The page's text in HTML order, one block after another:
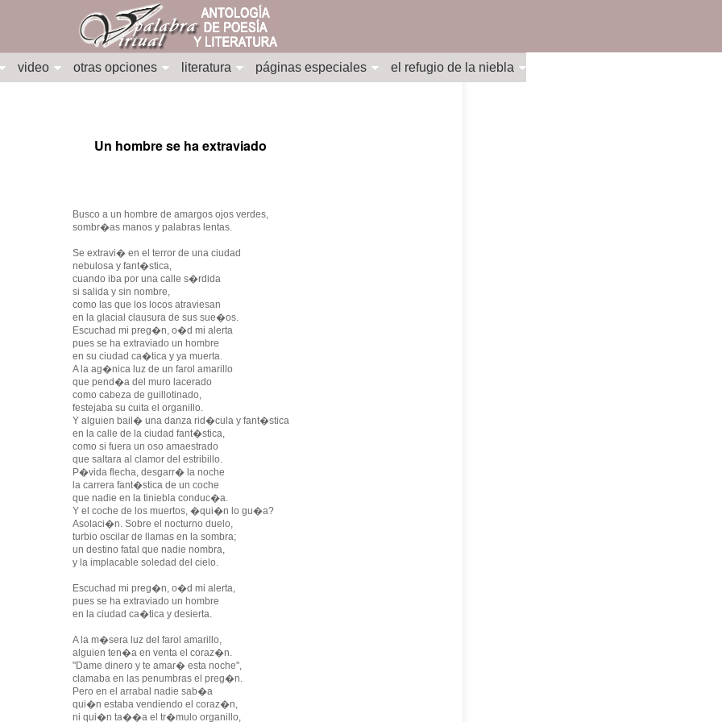
video otras opciones literatura páginas especiales el refugio de la niebla
Un hombre se ha extraviado
Busco a un hombre de amargos ojos verdes,
sombr�as manos y palabras lentas.
Se extravi� en el terror de una ciudad
nebulosa y fant�stica,
cuando iba por una calle s�rdida
si salida y sin nombre,
como las que los locos atraviesan
en la glacial clausura de sus sue�os.
Escuchad mi preg�n, o�d mi alerta
pues se ha extraviado un hombre
en su ciudad ca�tica y ya muerta.
A la ag�nica luz de un farol amarillo
que pend�a del muro lacerado
como cabeza de guillotinado,
festejaba su cuita el organillo.
Y alguien bail� una danza rid�cula y fant�stica
en la calle de la ciudad fant�stica,
como si fuera un oso amaestrado
que saltara al clamor del estribillo.
P�vida flecha, desgarr� la noche
la carrera fant�stica de un coche
que nadie en la tiniebla conduc�a.
Y el coche de los muertos, �qui�n lo gu�a?
Asolaci�n. Sobre el nocturno duelo,
turbio oscilar de llamas en la sombra;
un destino fatal que nadie nombra,
y la implacable soledad del cielo.
Escuchad mi preg�n, o�d mi alerta,
pues se ha extraviado un hombre
en la ciudad ca�tica y desierta.
A la m�sera luz del farol amarillo,
alguien ten�a en venta el coraz�n.
"Dame dinero y te amar� esta noche",
clamaba en las penumbras el preg�n.
Pero en el arrabal nadie sab�a
qui�n estaba vendiendo el coraz�n,
ni qui�n ta��a el tr�mulo organillo,